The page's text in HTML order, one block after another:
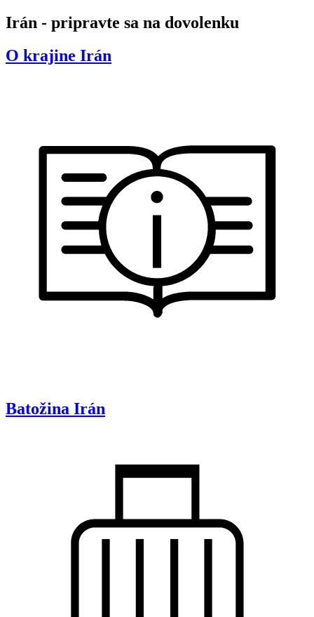
Irán - pripravte sa na dovolenku
O krajine Irán
Batožina Irán